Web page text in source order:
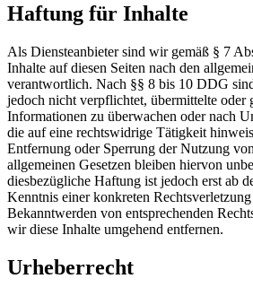
Haftung für Inhalte
Als Diensteanbieter sind wir gemäß § 7
Inhalte auf diesen Seiten nach den
verantwortlich. Nach §§ 8 bis 10 DDG
jedoch nicht verpflichtet, übermittelte oder
Informationen zu überwachen oder nach
die auf eine rechtswidrige Tätigkeit
Entfernung oder Sperrung der Nutzung
allgemeinen Gesetzen bleiben hiervon
diesbezügliche Haftung ist jedoch erst ab
Kenntnis einer konkreten
Bekanntwerden von entsprechenden
wir diese Inhalte umgehend entfernen.
Urheberrecht